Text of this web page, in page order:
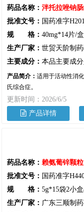
药品名称： 泮托拉唑钠
批准文号： 国药准字
规 格： 40mg*14片/
生产厂家： 世贸天阶制
主要成分： 本品主要成
产品简介： 适用于活动性消
氏综合症。
更新时间：2026/6/5
产品详情
药品名称： 赖氨葡锌颗粒
批准文号： 国药准字
规 格： 5g*15袋2小
生产厂家： 广东三顺制